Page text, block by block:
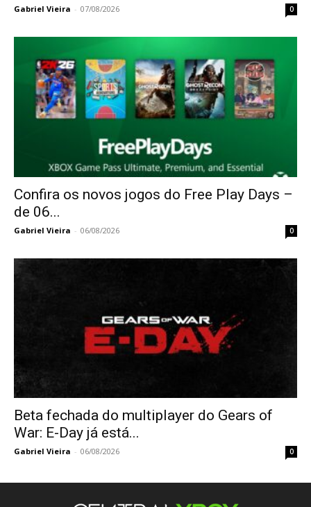
Gabriel Vieira - 07/08/2026 0
Confira os novos jogos do Free Play Days –
de 06...
Gabriel Vieira - 06/08/2026 0
Beta fechada do multiplayer do Gears of
War: E-Day já está...
Gabriel Vieira - 06/08/2026 0